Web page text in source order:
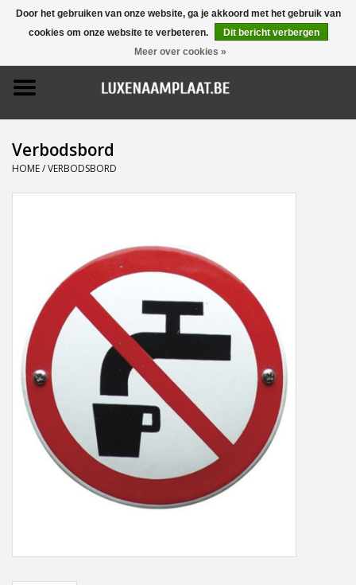
0 Artikelen - €0,00
Home
Promoties
Naamborden
Pictogrammen
Brievenbussen
Freesletters
Accessoires
Bestelling op maat
Verbodsbord
HOME/VERBODSBORD
Door het gebruiken van onze website, ga je akkoord met het gebruik van
cookies om onze website te verbeteren.
Dit bericht verbergen
Meer over cookies »